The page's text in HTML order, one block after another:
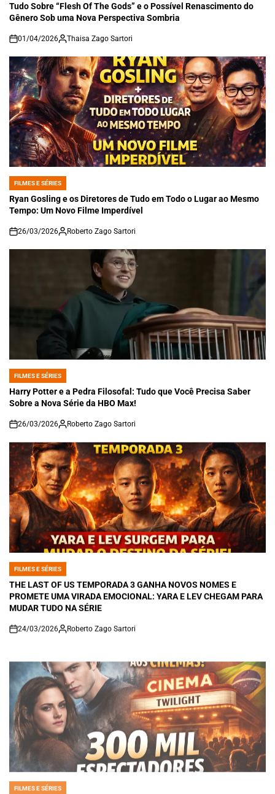
Tudo Sobre “Flesh Of The Gods” e o Possível Renascimento do
Gênero Sob uma Nova Perspectiva Sombria
on
01/04/2026 Thaisa Zago Sartori
POSTED
IN
FILMES E SÉRIES
Ryan Gosling e os Diretores de Tudo em Todo o Lugar ao Mesmo
Tempo: Um Novo Filme Imperdível
on
26/03/2026 Roberto Zago Sartori
POSTED
IN
FILMES E SÉRIES
Harry Potter e a Pedra Filosofal: Tudo que Você Precisa Saber
Sobre a Nova Série da HBO Max!
on
26/03/2026 Roberto Zago Sartori
POSTED
IN
FILMES E SÉRIES
THE LAST OF US TEMPORADA 3 GANHA NOVOS NOMES E
PROMETE UMA VIRADA EMOCIONAL: YARA E LEV CHEGAM PARA
MUDAR TUDO NA SÉRIE
on
24/03/2026 Roberto Zago Sartori
IN
FILMES E SÉRIES
Crepúsculo Retorna aos Cinemas e Prova Sua Força: O Fenômeno